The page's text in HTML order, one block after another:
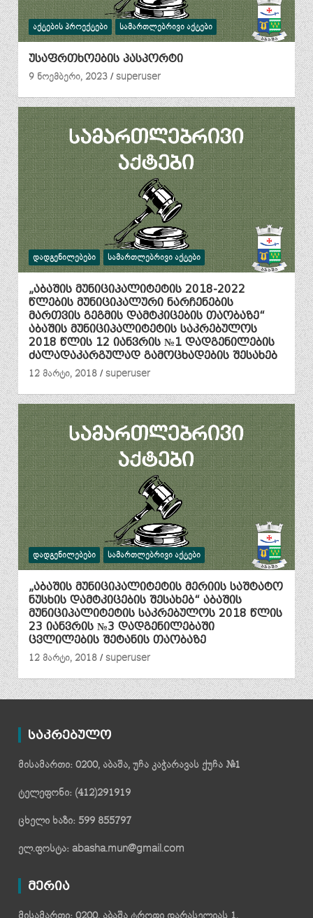
ᲐᲥᲢᲔᲑᲘᲡ ᲞᲠᲝᲔᲥᲢᲔᲑᲘ ᲡᲐᲛᲐᲠᲗᲚᲔᲑᲠᲘᲕᲘ ᲐᲥᲢᲔᲑᲘ
უსაფრთხოების პასპორტი
9 ნოემბერი, 2023
superuser
ᲓᲐᲓᲒᲔᲜᲘᲚᲔᲑᲔᲑᲘ ᲡᲐᲛᲐᲠᲗᲚᲔᲑᲠᲘᲕᲘ ᲐᲥᲢᲔᲑᲘ
„აბაშის მუნიციპალიტეტის 2018-2022
წლების მუნიციპალური ნარჩენების
მართვის გეგმის დამტკიცების თაობაზე“
აბაშის მუნიციპალიტეტის საკრებულოს
2018 წლის 12 იანვრის №1 დადგენილების
ძალადაკარგულად გამოცხადების შესახებ
12 მარტი, 2018
superuser
ᲓᲐᲓᲒᲔᲜᲘᲚᲔᲑᲔᲑᲘ ᲡᲐᲛᲐᲠᲗᲚᲔᲑᲠᲘᲕᲘ ᲐᲥᲢᲔᲑᲘ
„აბაშის მუნიციპალიტეტის მერიის საშტატო
ნუსხის დამტკიცების შესახებ“ აბაშის
მუნიციპალიტეტის საკრებულოს 2018 წლის
23 იანვრის №3 დადგენილებაში
ცვლილების შეტანის თაობაზე
12 მარტი, 2018
superuser
საკრებულო
მისამართი: 0200, აბაშა, უჩა კაჭარავას ქუჩა №1
ტელეფონი: (412)291919
ცხელი ხაზი: 599 855797
ელ.ფოსტა: abasha.mun@gmail.com
მერია
მისამართი: 0200, აბაშა ტროფი დარასელიას 1.